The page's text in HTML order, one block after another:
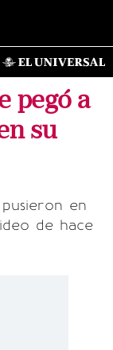
pegó a
su
en
de hace